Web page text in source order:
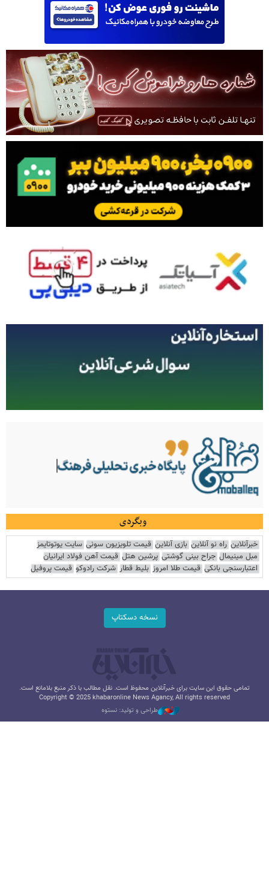
وبگردی
خبرآنلاین راه نو آنلاین بازی آنلاین قیمت تلویزیون سونی سایت یوتوتایمز
مبل مینیمال جراح بینی گوشتی پرشین هتل قیمت آهن فولاد ایرانیان
اعتبارسنجی بانکی قیمت طلا امروز بلیط قطار شرکت رادوکو قیمت پروفیل
نسخه دسکتاپ
تمامی حقوق این سایت برای خبرآنلاین محفوظ است. نقل مطالب با ذکر منبع بلامانع است.
Copyright © 2025 khabaronline News Agancy, All rights reserved
طراحی و تولید: نستوه